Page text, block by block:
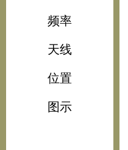
频率
天线
位置
图示